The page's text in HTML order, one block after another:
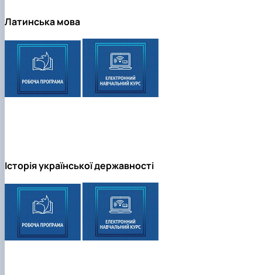
Латинська мова
Історія української державності